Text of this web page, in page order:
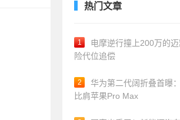
热门文章
1
电摩逆行撞上200万的
险代位追偿
2
华为第二代阔折叠首曝
比肩苹果Pro Max